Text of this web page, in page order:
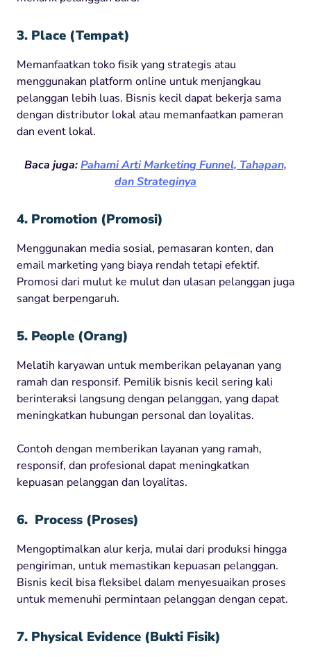
3. Place (Tempat)
Memanfaatkan toko fisik yang strategis atau
menggunakan platform online untuk menjangkau
pelanggan lebih luas. Bisnis kecil dapat bekerja sama
dengan distributor lokal atau memanfaatkan pameran
dan event lokal.
Baca juga:Pahami Arti Marketing Funnel, Tahapan,
dan Strateginya
4. Promotion (Promosi)
Menggunakan media sosial, pemasaran konten, dan
email marketing yang biaya rendah tetapi efektif.
Promosi dari mulut ke mulut dan ulasan pelanggan juga
sangat berpengaruh.
5. People (Orang)
Melatih karyawan untuk memberikan pelayanan yang
ramah dan responsif. Pemilik bisnis kecil sering kali
berinteraksi langsung dengan pelanggan, yang dapat
meningkatkan hubungan personal dan loyalitas.
Contoh dengan memberikan layanan yang ramah,
responsif, dan profesional dapat meningkatkan
kepuasan pelanggan dan loyalitas.
6. Process (Proses)
Mengoptimalkan alur kerja, mulai dari produksi hingga
pengiriman, untuk memastikan kepuasan pelanggan.
Bisnis kecil bisa fleksibel dalam menyesuaikan proses
untuk memenuhi permintaan pelanggan dengan cepat.
7. Physical Evidence (Bukti Fisik)